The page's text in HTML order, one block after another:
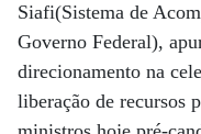
Siafi(Sistema de
Governo Federal),
direcionamento na
liberação de recursos